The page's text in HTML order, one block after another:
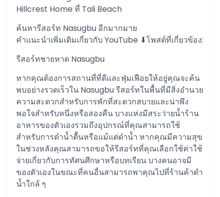
Hillcrest Home ที่ Tali Beach
ค้นหารีสอร์ท Nasugbu อีกมากมาย
คำแนะนำเพิ่มเติมเกี่ยวกับ YouTube ⬇โพสต์ที่เกี่ยวข้อง:
รีสอร์ทชายหาด Nasugbu
หากคุณต้องการสถานที่ที่ดีและฟุ่มเฟือยให้อยู่คุณจะค้น
พบอย่างรวดเร็วใน Nasugbu รีสอร์ทในพื้นที่มีสิ่งอำนวย
ความสะดวกสำหรับการพักที่สะดวกสบายและน่าพึง
พอใจสำหรับหนึ่งหรือสองคืน บางแห่งมีสระว่ายน้ำร้าน
อาหารของตัวเองรวมถึงอุปกรณ์ที่คุณสามารถใช้
สำหรับการดำน้ำตื้นหรือแม้แต่ดำน้ำ หากคุณมีความสุข
ในช่วงหลังคุณสามารถขอให้รีสอร์ทที่คุณเลือกใช้ค่าใช้
จ่ายเกี่ยวกับการทัศนศึกษาหรือบทเรียน บางคนอาจมี
ของตัวเองในขณะที่คนอื่นสามารถพาคุณไปที่ร้านค้าดำ
น้ำใกล้ ๆ